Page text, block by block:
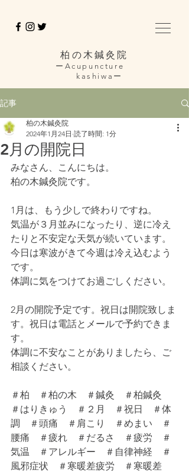
柏の木鍼灸院
ーAcupuncture
kashiwaー
記事
2月の開院日
柏の木鍼灸院
2024年1月24日 読了時間: 1分
みなさん、こんにちは。
柏の木鍼灸院です。
1月は、もう少しで終わりですね。
気温が３月並みになったり、逆に冷え
たりと不安定な天気が続いています。
今日は寒波がきて今週は冷え込むよう
です。
体調に気をつけてお過ごしください。
2月の開院予定です。祝日は開院致しま
す。祝日は電話とメールで予約できま
す。
体調に不安なことがありましたら、ご
相談ください。
＃柏　＃柏の木　＃鍼灸　＃柏鍼灸
＃はりきゅう　＃２月　＃祝日　＃体
調　＃頭痛　＃肩こり　＃めまい　＃
腰痛　＃疲れ　＃だるさ　＃疲労　＃
気温　＃アレルギー　＃自律神経　＃
風邪症状　＃寒暖差疲労　＃寒暖差